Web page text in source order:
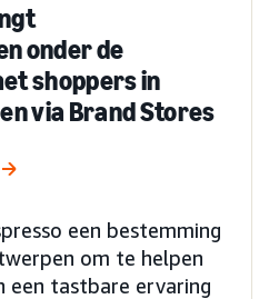
onder de
shoppers in
via Brand Stores
een bestemming
om te helpen
een tastbare ervaring